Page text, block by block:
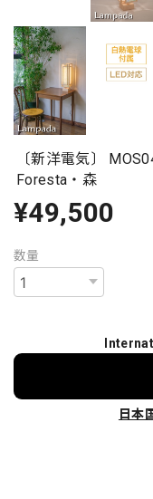
〔新洋電気〕
Foresta・森
¥49,500
数量
日本